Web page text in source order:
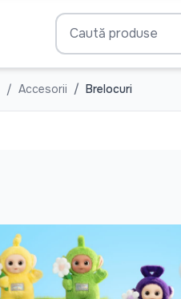
Accesorii Brelocuri